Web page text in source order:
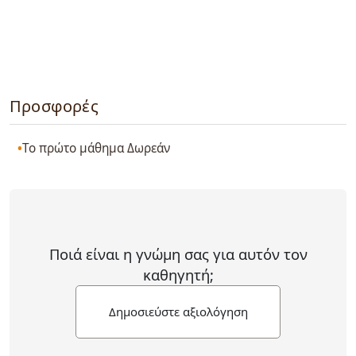
Προσφορές
Το πρώτο μάθημα Δωρεάν
Ποιά είναι η γνώμη σας για αυτόν τον
καθηγητή;
Δημοσιεύστε αξιολόγηση